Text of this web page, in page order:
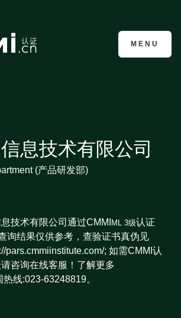
CMMI认证咨询
MENU
息技术有限公司
(产品研发部)
技术有限公司通过CMMI ML 3级认证
询结果仅供参考，查验证书真伪见
pars.cmmiinstitute.com/; 如需CMMI认
咨询在线客服！了解更多
热线:023-63248819。